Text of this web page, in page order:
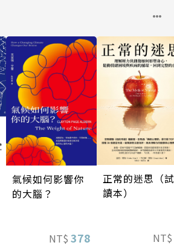
氣候如何影響你
的大腦？
NT$ 378
正常的迷思（試
讀本）
NT$